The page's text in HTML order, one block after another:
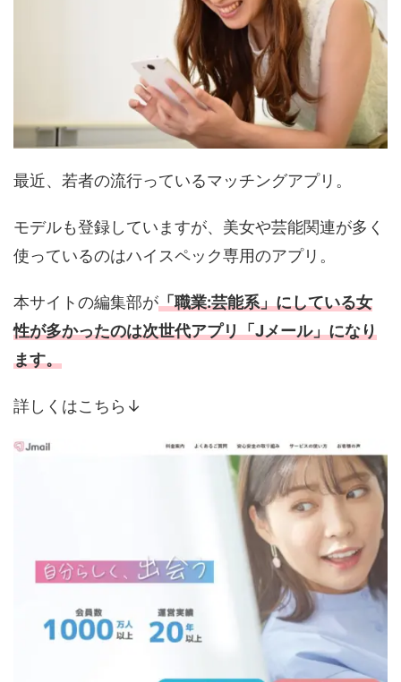
最近、若者の流行っているマッチングアプリ。
モデルも登録していますが、美女や芸能関連が多く
使っているのはハイスペック専用のアプリ。
本サイトの編集部が「職業:芸能系」にしている女
性が多かったのは次世代アプリ「Jメール」になり
ます。
詳しくはこちら↓